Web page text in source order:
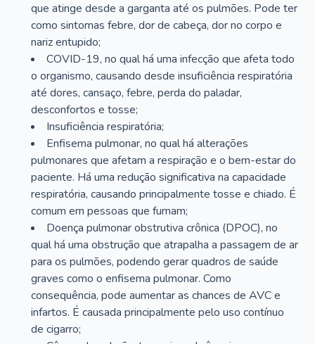
que atinge desde a garganta até os pulmões. Pode ter
como sintomas febre, dor de cabeça, dor no corpo e
nariz entupido;
COVID-19, no qual há uma infecção que afeta todo
o organismo, causando desde insuficiência respiratória
até dores, cansaço, febre, perda do paladar,
desconfortos e tosse;
Insuficiência respiratória;
Enfisema pulmonar, no qual há alterações
pulmonares que afetam a respiração e o bem-estar do
paciente. Há uma redução significativa na capacidade
respiratória, causando principalmente tosse e chiado. É
comum em pessoas que fumam;
Doença pulmonar obstrutiva crônica (DPOC), no
qual há uma obstrução que atrapalha a passagem de ar
para os pulmões, podendo gerar quadros de saúde
graves como o enfisema pulmonar. Como
consequência, pode aumentar as chances de AVC e
infartos. É causada principalmente pelo uso contínuo
de cigarro;